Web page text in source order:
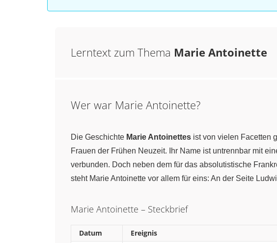
Lerntext zum Thema Marie Antoinette
Wer war Marie Antoinette?
Die Geschichte Marie Antoinettes ist von vielen Facetten
Frauen der Frühen Neuzeit. Ihr Name ist untrennbar mit
verbunden. Doch neben dem für das absolutistische
steht Marie Antoinette vor allem für eins: An der Seite
Marie Antoinette – Steckbrief
Datum
Ereignis